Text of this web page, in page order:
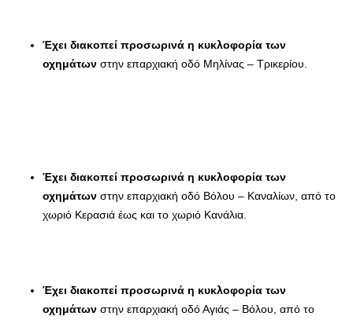
Έχει διακοπεί προσωρινά η κυκλοφορία των
οχημάτων στην επαρχιακή οδό Μηλίνας – Τρικερίου.
Έχει διακοπεί προσωρινά η κυκλοφορία των
οχημάτων στην επαρχιακή οδό Βόλου – Καναλίων, από το
χωριό Κερασιά έως και το χωριό Κανάλια.
Έχει διακοπεί προσωρινά η κυκλοφορία των
οχημάτων στην επαρχιακή οδό Αγιάς – Βόλου, από το